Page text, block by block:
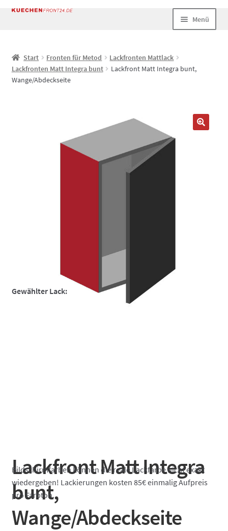
Zur
Zum
Menü
AGB
So funktionierts individuell
Über uns
Start Fronten für Metod
Lackfronten Mattlack
Lackfronten Matt Integra bunt
Lackfront Matt Integra bunt,
Wange/Abdeckseite
Gewählter Lack:
Bildschirmfarben können die reale Lackfarbe nicht exakt
wiedergeben! Lackierungen kosten 85€ einmalig Aufpreis
pro Farbton.
Lackfront Matt Integra
bunt,
Wange/Abdeckseite